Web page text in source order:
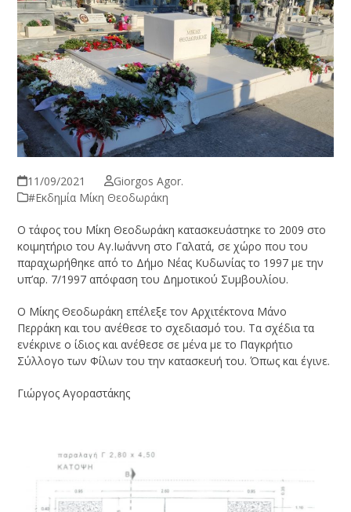
11/09/2021
Giorgos Agor.
#Εκδημία Μίκη Θεοδωράκη
Ο τάφος του Μίκη Θεοδωράκη κατασκευάστηκε το 2009 στο
κοιμητήριο του Αγ.Ιωάννη στο Γαλατά, σε χώρο που του
παραχωρήθηκε από το Δήμο Νέας Κυδωνίας το 1997 με την
υπ’αρ. 7/1997 απόφαση του Δημοτικού Συμβουλίου.
Ο Μίκης Θεοδωράκη επέλεξε τον Αρχιτέκτονα Μάνο
Περράκη και του ανέθεσε το σχεδιασμό του. Τα σχέδια τα
ενέκρινε ο ίδιος και ανέθεσε σε μένα με το Παγκρήτιο
Σύλλογο των Φίλων του την κατασκευή του. Όπως και έγινε.
Γιώργος Αγοραστάκης